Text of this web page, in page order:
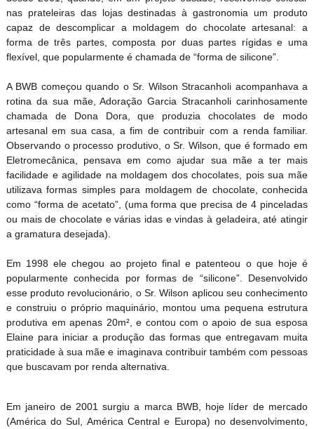
nas prateleiras das lojas destinadas à gastronomia um produto
capaz de descomplicar a moldagem do chocolate artesanal: a
forma de três partes, composta por duas partes rígidas e uma
flexível, que popularmente é chamada de “forma de silicone”.
A BWB começou quando o Sr. Wilson Stracanholi acompanhava a
rotina da sua mãe, Adoração Garcia Stracanholi carinhosamente
chamada de Dona Dora, que produzia chocolates de modo
artesanal em sua casa, a fim de contribuir com a renda familiar.
Observando o processo produtivo, o Sr. Wilson, que é formado em
Eletromecânica, pensava em como ajudar sua mãe a ter mais
facilidade e agilidade na moldagem dos chocolates, pois sua mãe
utilizava formas simples para moldagem de chocolate, conhecida
como “forma de acetato”, (uma forma que precisa de 4 pinceladas
ou mais de chocolate e várias idas e vindas à geladeira, até atingir
a gramatura desejada).
Em 1998 ele chegou ao projeto final e patenteou o que hoje é
popularmente conhecida por formas de “silicone”. Desenvolvido
esse produto revolucionário, o Sr. Wilson aplicou seu conhecimento
e construiu o próprio maquinário, montou uma pequena estrutura
produtiva em apenas 20m², e contou com o apoio de sua esposa
Elaine para iniciar a produção das formas que entregavam muita
praticidade à sua mãe e imaginava contribuir também com pessoas
que buscavam por renda alternativa.
Em janeiro de 2001 surgiu a marca BWB, hoje líder de mercado
(América do Sul, América Central e Europa) no desenvolvimento,